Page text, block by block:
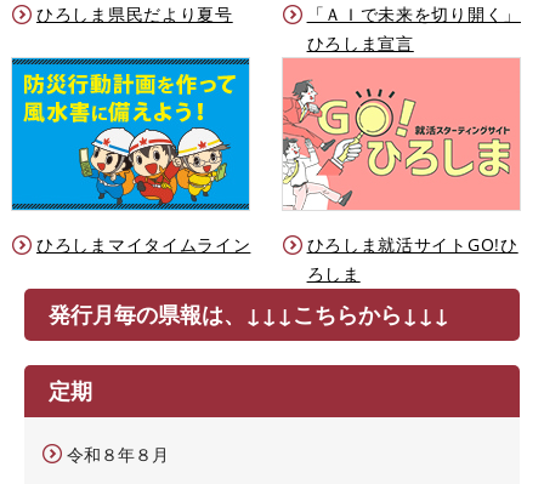
ひろしま県民だより夏号
「ＡＩで未来を切り開く」
ひろしま宣言
ひろしまマイタイムライン
ひろしま就活サイトGO!ひ
ろしま
発行月毎の県報は、↓↓↓こちらから↓↓↓
定期
令和８年８月